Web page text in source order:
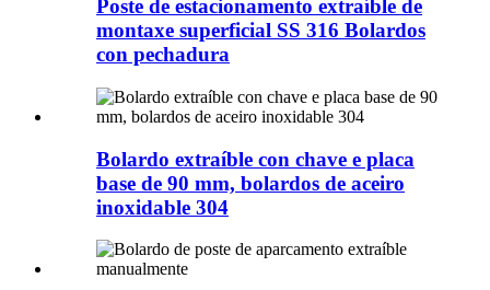
Poste de estacionamento extraíble de
montaxe superficial SS 316 Bolardos
con pechadura
Bolardo extraíble con chave e placa
base de 90 mm, bolardos de aceiro
inoxidable 304